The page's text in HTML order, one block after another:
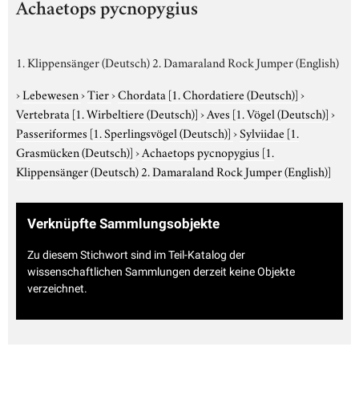
Achaetops pycnopygius
1. Klippensänger (Deutsch) 2. Damaraland Rock Jumper (English)
›Lebewesen›Tier›Chordata [1. Chordatiere (Deutsch)]›
Vertebrata [1. Wirbeltiere (Deutsch)]›Aves [1. Vögel (Deutsch)]›
Passeriformes [1. Sperlingsvögel (Deutsch)]›Sylviidae [1.
Grasmücken (Deutsch)]›Achaetops pycnopygius [1.
Klippensänger (Deutsch) 2. Damaraland Rock Jumper (English)]
Verknüpfte Sammlungsobjekte
Zu diesem Stichwort sind im Teil-Katalog der
wissenschaftlichen Sammlungen derzeit keine Objekte
verzeichnet.